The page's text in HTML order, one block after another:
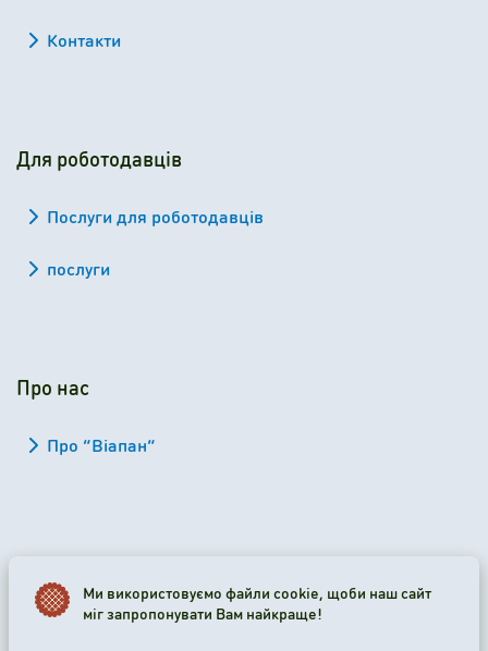
Контакти
Для роботодавців
Послуги для роботодавців
послуги
Про нас
Про “Віапан”
2026 Viapan Dologidő Kft. © Усі права застережено.
Ми використовуємо файли cookie, щоби наш сайт
міг запропонувати Вам найкраще!